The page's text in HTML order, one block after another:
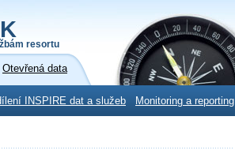
resortu
Otevřená data
INSPIRE dat a služeb Monitoring a reporting